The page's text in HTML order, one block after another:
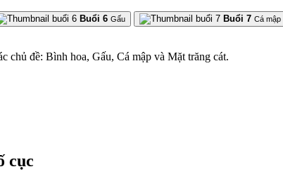
Buổi 6 Gấu Buổi 7 Cá mập
chủ đề: Bình hoa, Gấu, Cá mập và Mặt trăng cát.
cục